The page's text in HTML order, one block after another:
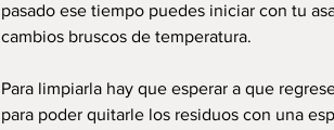
pasado ese tiempo puedes iniciar con tu
cambios bruscos de temperatura.
Para limpiarla hay que esperar a que
para poder quitarle los residuos con una